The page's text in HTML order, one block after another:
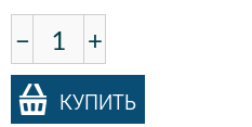
− +
КУПИТЬ